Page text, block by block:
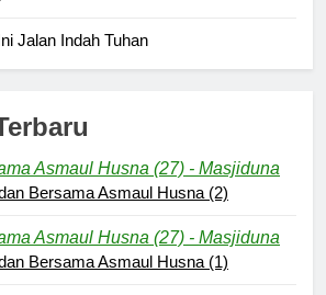
Jalan Indah Tuhan
Asmaul Husna (27) - Masjiduna
Bersama Asmaul Husna (2)
Asmaul Husna (27) - Masjiduna
Bersama Asmaul Husna (1)